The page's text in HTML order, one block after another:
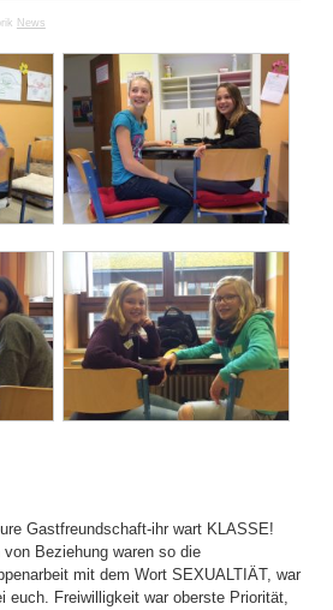
News
Gastfreundschaft-ihr wart KLASSE!
Beziehung waren so die
mit dem Wort SEXUALTIÄT, war
euch. Freiwilligkeit war oberste Priorität,